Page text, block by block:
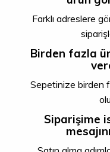
Farklı adreslere
Birden fazla
Sepetinize birden
Siparişime